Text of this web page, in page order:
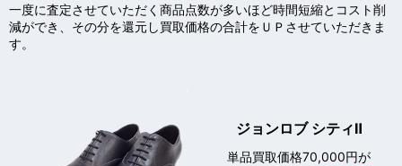
一度に査定させていただく商品点数が多いほど時間短縮とコスト削
減ができ、 その分を還元し買取価格の合計をＵＰさせていただきま
す。
ジョンロブ シティⅡ
単品買取価格70,000円が